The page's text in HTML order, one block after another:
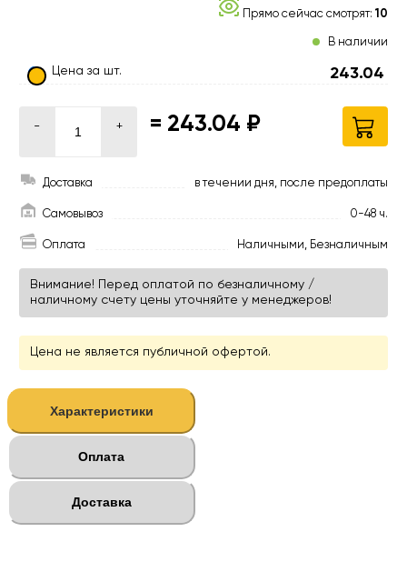
Прямо сейчас смотрят:10
В наличии
Цена за шт. 243.04
- + = 243.04 ₽
Доставка в течении дня, после предоплаты
Самовывоз 0-48 ч.
Оплата Наличными, Безналичным
Внимание! Перед оплатой по безналичному /
наличному счету цены уточняйте у менеджеров!
Цена не является публичной офертой.
Характеристики
Оплата
Доставка